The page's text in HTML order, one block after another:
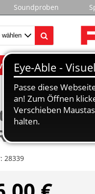
Soundproben
Modelle
VI
28339